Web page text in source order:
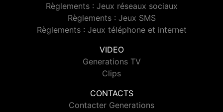
Règlements : Jeux réseaux sociaux
Règlements : Jeux SMS
Règlements : Jeux téléphone et internet
VIDEO
Generations TV
Clips
CONTACTS
Contacter Generations